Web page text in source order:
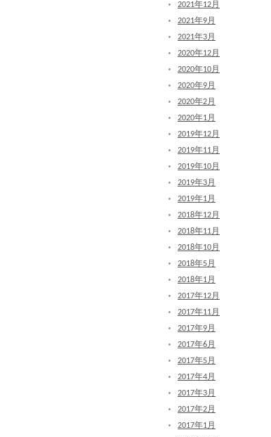
2021年12月
2021年9月
2021年3月
2020年12月
2020年10月
2020年9月
2020年2月
2020年1月
2019年12月
2019年11月
2019年10月
2019年3月
2019年1月
2018年12月
2018年11月
2018年10月
2018年5月
2018年1月
2017年12月
2017年11月
2017年9月
2017年6月
2017年5月
2017年4月
2017年3月
2017年2月
2017年1月